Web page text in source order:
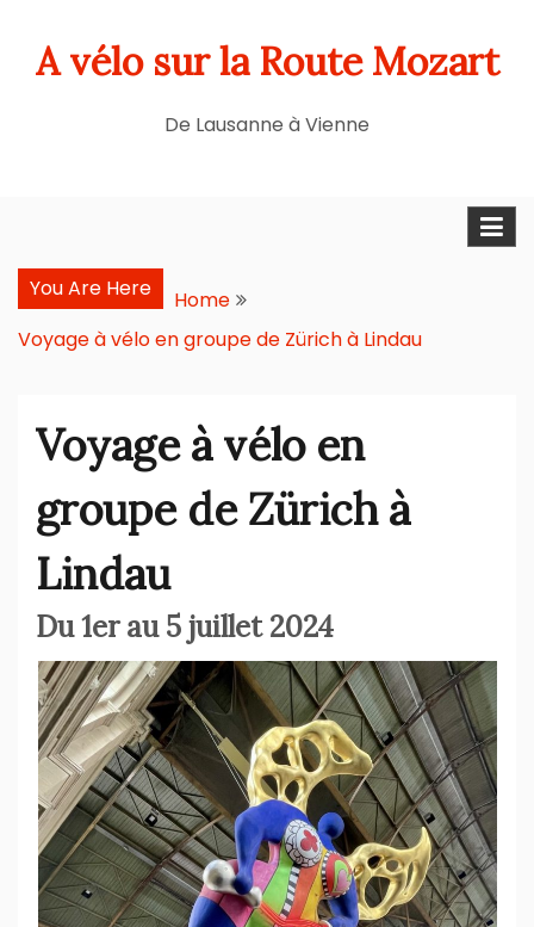
A vélo sur la Route Mozart
De Lausanne à Vienne
You Are Here
Home
Voyage à vélo en groupe de Zürich à Lindau
Voyage à vélo en
groupe de Zürich à
Lindau
Du 1er au 5 juillet 2024